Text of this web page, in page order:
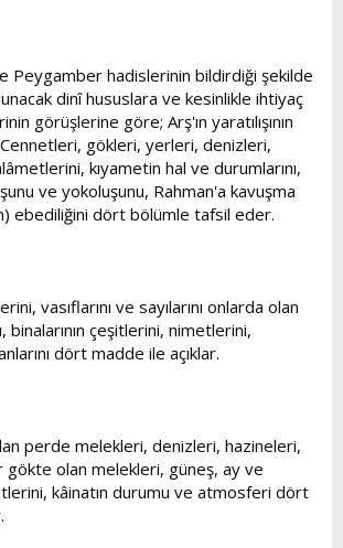
Peygamber hadislerinin bildirdiği şekilde
dinî hususlara ve kesinlikle ihtiyaç
görüşlerine göre; Arş'ın yaratılışının
gökleri, yerleri, denizleri,
kıyametin hal ve durumlarını,
ve yokoluşunu, Rahman'a kavuşma
ebediliğini dört bölümle tafsil eder.
vasıflarını ve sayılarını onlarda olan
binalarının çeşitlerini, nimetlerini,
dört madde ile açıklar.
perde melekleri, denizleri, hazineleri,
olan melekleri, güneş, ay ve
kâinatın durumu ve atmosferi dört